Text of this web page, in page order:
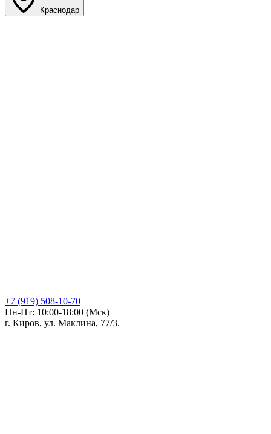
Краснодар
+7 (919) 508-10-70
Пн-Пт: 10:00-18:00 (Мск)
г. Киров, ул. Маклина, 77/3.